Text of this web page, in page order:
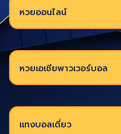
หวยออนไลน์
หวยเอเชียพาวเวอร์บอล
แทงบอลเดี่ยว